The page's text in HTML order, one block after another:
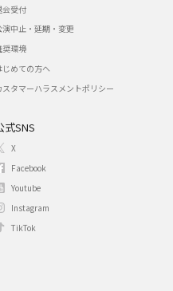
会受付
演中止・延期・変更
奨環境
じめての方へ
スタマーハラスメントポリシー
式SNS
X
Facebook
Youtube
Instagram
TikTok